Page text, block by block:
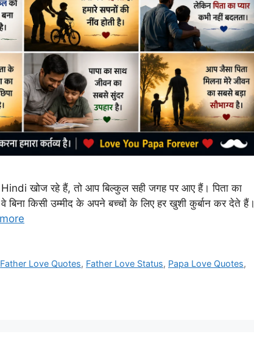
खोज रहे हैं, तो आप बिल्कुल सही जगह पर आए हैं। पिता का
वे बिना किसी उम्मीद के अपने बच्चों के लिए हर खुशी कुर्बान कर देते हैं।
Father Love Quotes, Father Love Status, Papa Love Quotes,